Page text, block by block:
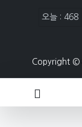
접속자집계
오늘 : 468
Copyright ©